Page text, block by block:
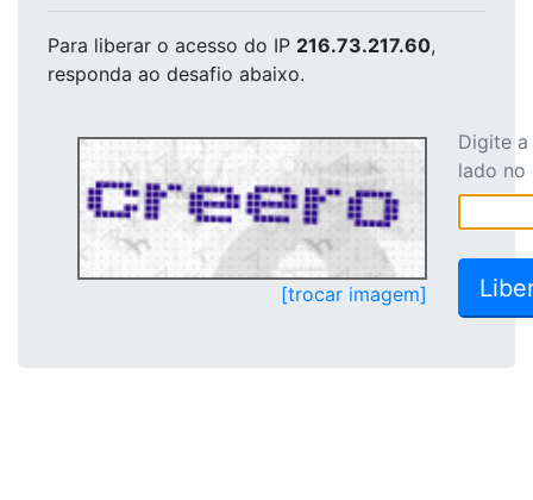
Para liberar o acesso do IP 216.73.217.60,
responda ao desafio abaixo.
[trocar imagem]
Digite
lado no